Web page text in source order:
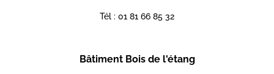
Tél : 01 81 66 85 32
Bâtiment Bois de l'étang